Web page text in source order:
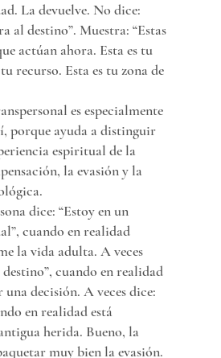
La devuelve. No dice:
al destino”. Muestra: “Estas
actúan ahora. Esta es tu
recurso. Esta es tu zona de
es especialmente
porque ayuda a distinguir
espiritual de la
la evasión y la
dice: “Estoy en un
cuando en realidad
la vida adulta. A veces
cuando en realidad
decisión. A veces dice:
en realidad está
herida. Bueno, la
muy bien la evasión.